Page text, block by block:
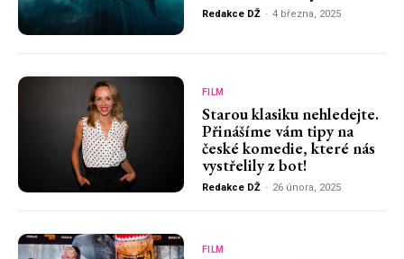
Redakce DŽ - 4 března, 2025
FILM
Starou klasiku nehledejte.
Přinášíme vám tipy na
české komedie, které nás
vystřelily z bot!
Redakce DŽ - 26 února, 2025
FILM